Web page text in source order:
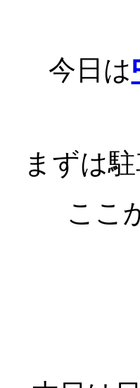
今日は
まずは
ここ